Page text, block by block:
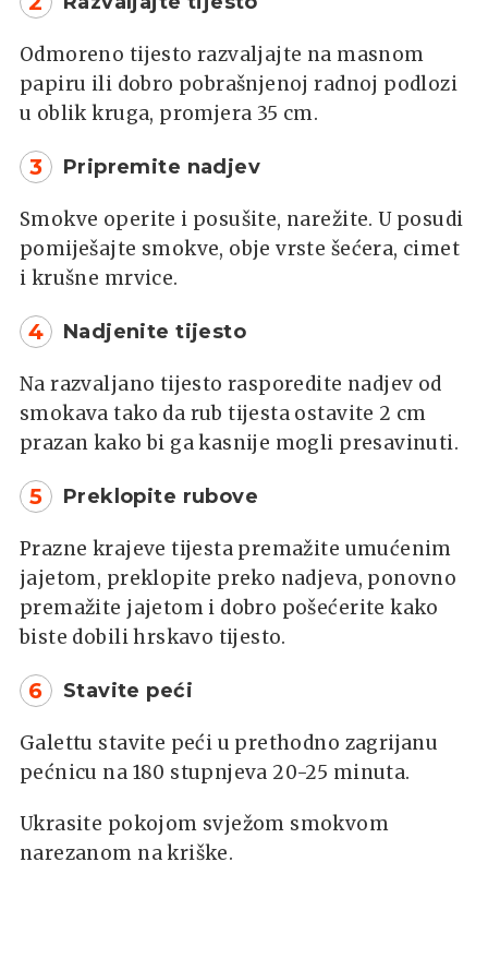
Odmoreno tijesto razvaljajte na masnom
papiru ili dobro pobrašnjenoj radnoj podlozi
u oblik kruga, promjera 35 cm.
3 Pripremite nadjev
Smokve operite i posušite, narežite. U posudi
pomiješajte smokve, obje vrste šećera, cimet
i krušne mrvice.
4 Nadjenite tijesto
Na razvaljano tijesto rasporedite nadjev od
smokava tako da rub tijesta ostavite 2 cm
prazan kako bi ga kasnije mogli presavinuti.
5 Preklopite rubove
Prazne krajeve tijesta premažite umućenim
jajetom, preklopite preko nadjeva, ponovno
premažite jajetom i dobro pošećerite kako
biste dobili hrskavo tijesto.
6 Stavite peći
Galettu stavite peći u prethodno zagrijanu
pećnicu na 180 stupnjeva 20-25 minuta.
Ukrasite pokojom svježom smokvom
narezanom na kriške.